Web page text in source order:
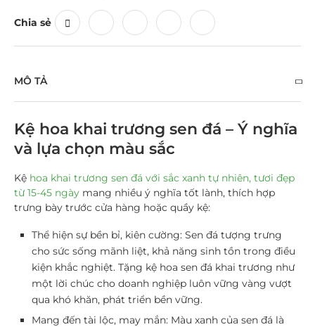
Chia sẻ
MÔ TẢ
Kệ hoa khai trương sen đá – Ý nghĩa
và lựa chọn màu sắc
Kệ hoa khai trương sen đá với sắc xanh tự nhiên, tươi đẹp
từ 15-45 ngày mang nhiều ý nghĩa tốt lành, thích hợp
trưng bày trước cửa hàng hoặc quầy kệ:
Thể hiện sự bền bỉ, kiên cường: Sen đá tượng trưng
cho sức sống mãnh liệt, khả năng sinh tồn trong điều
kiện khắc nghiệt. Tặng kệ hoa sen đá khai trương như
một lời chúc cho doanh nghiệp luôn vững vàng vượt
qua khó khăn, phát triển bền vững.
Mang đến tài lộc, may mắn: Màu xanh của sen đá là